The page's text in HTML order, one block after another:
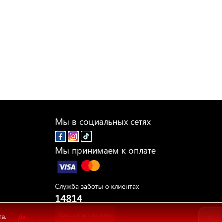
Да
Мы в социальных сетях
Мы принимаем к оплате
Служба заботы о клиентах
14814
Ваш опыт важен